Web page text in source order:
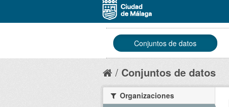
Conjuntos de datos
Conjuntos de datos
Organizaciones